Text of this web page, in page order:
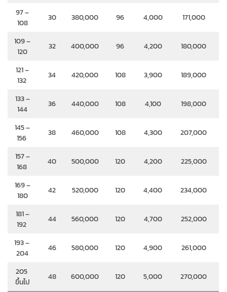
97 –
108
30 380,000 96 4,000 171,000
109 –
120
32 400,000 96 4,200 180,000
121 –
132
34 420,000 108 3,900 189,000
133 –
144
36 440,000 108 4,100 198,000
145 –
156
38 460,000 108 4,300 207,000
157 –
168
40 500,000 120 4,200 225,000
169 –
180
42 520,000 120 4,400 234,000
181 –
192
44 560,000 120 4,700 252,000
193 –
204
46 580,000 120 4,900 261,000
205
ขึ้นไป
48 600,000 120 5,000 270,000